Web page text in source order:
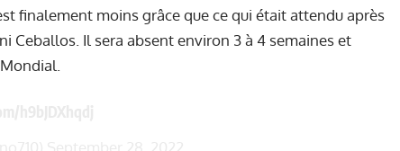
finalement moins grâce que ce qui était attendu après
Ceballos. Il sera absent environ 3 à 4 semaines et